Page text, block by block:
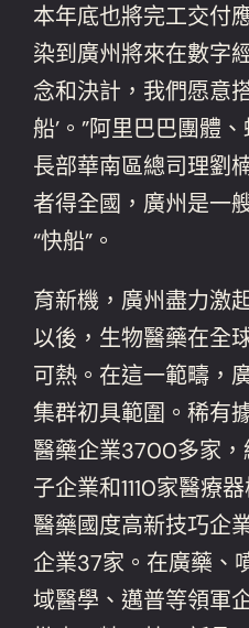
本年底也將完工交付
染到廣州將來在數字
念和決計，我們愿意
船’。”阿里巴巴團體
長部華南區總司理劉
者得全國，廣州是一
“快船”。
育新機，廣州盡力激
以後，生物醫藥在全
可熱。在這一範疇，
集群初具範圍。稀有
醫藥企業3700多家，
子企業和1110家醫療
醫藥國度高新技巧企
企業37家。在廣藥、
域醫學、邁普等領軍